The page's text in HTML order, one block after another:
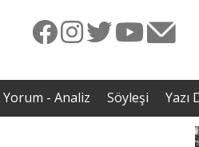
serbest bırakılması için çağrı
Yorum - Analiz Söyleşi Yazı